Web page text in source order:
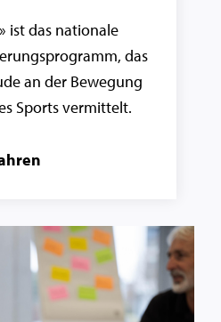
ist das nationale
das
an der Bewegung
Sports vermittelt.